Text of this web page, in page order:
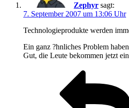
Zephyr sagt:
7. September 2007 um 13:06 Uhr
Technologieprodukte werden
Ein ganz ?hnliches Problem
Gut, die Leute bekommen jetzt